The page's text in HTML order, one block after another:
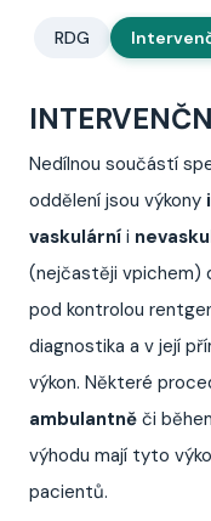
RDG
Nedílnou součástí
oddělení jsou výkony
vaskulární i
(nejčastěji vpichem)
pod kontrolou
diagnostika a v její
výkon. Některé
ambulantně či
výhodu mají tyto
pacientů.